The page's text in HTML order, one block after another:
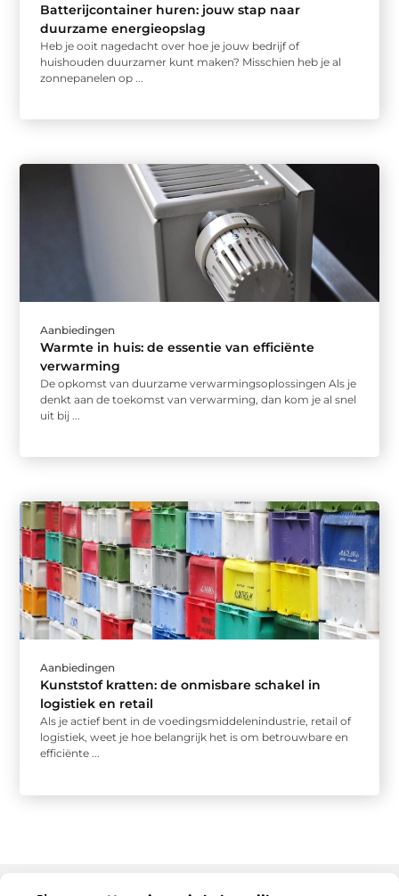
Batterijcontainer huren: jouw stap naar
duurzame energieopslag
Heb je ooit nagedacht over hoe je jouw bedrijf of
huishouden duurzamer kunt maken? Misschien heb je al
zonnepanelen op ...
Aanbiedingen
Warmte in huis: de essentie van efficiënte
verwarming
De opkomst van duurzame verwarmingsoplossingen Als je
denkt aan de toekomst van verwarming, dan kom je al snel
uit bij ...
Aanbiedingen
Kunststof kratten: de onmisbare schakel in
logistiek en retail
Als je actief bent in de voedingsmiddelenindustrie, retail of
logistiek, weet je hoe belangrijk het is om betrouwbare en
efficiënte ...